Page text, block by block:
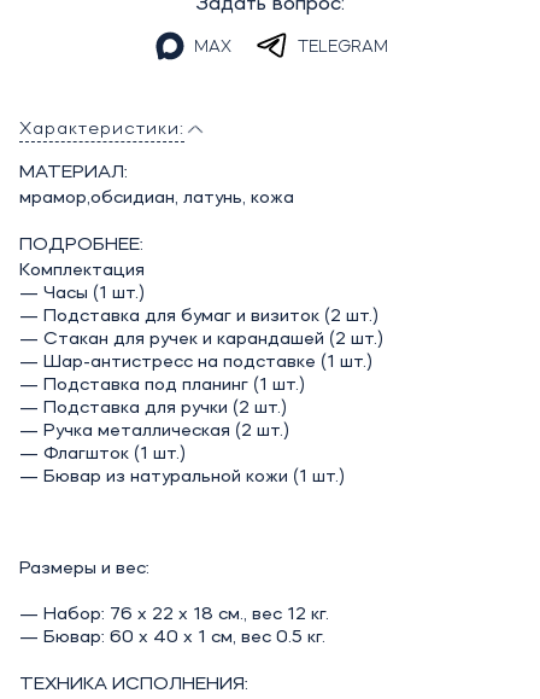
MAX TELEGRAM
Характеристики:
МАТЕРИАЛ:
мрамор,обсидиан, латунь, кожа
ПОДРОБНЕЕ:
Комплектация
— Часы (1 шт.)
— Подставка для бумаг и визиток (2 шт.)
— Стакан для ручек и карандашей (2 шт.)
— Шар-антистресс на подставке (1 шт.)
— Подставка под планинг (1 шт.)
— Подставка для ручки (2 шт.)
— Ручка металлическая (2 шт.)
— Флагшток (1 шт.)
— Бювар из натуральной кожи (1 шт.)
Размеры и веc:
— Набор: 76 x 22 x 18 см., вес 12 кг.
— Бювар: 60 х 40 х 1 см, вес 0.5 кг.
ТЕХНИКА ИСПОЛНЕНИЯ: